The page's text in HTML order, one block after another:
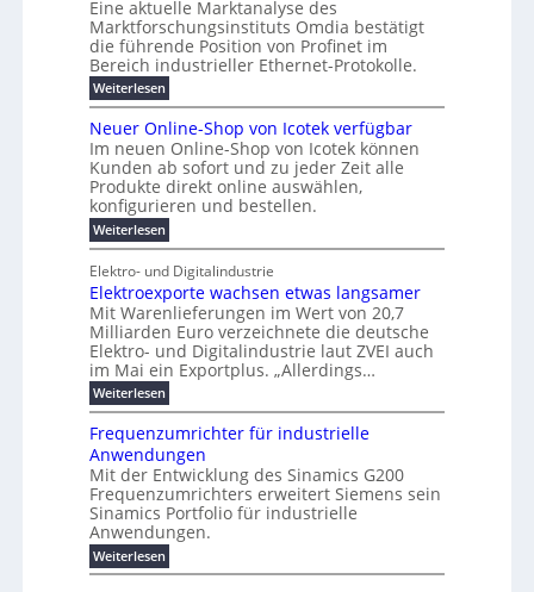
r
B
ü
r
o
k
a
t
i
e
u
n
g
e
n
l
e
i
s
t
e
n
E
t
h
e
r
c
a
t
P
l
u
F
e
s
t
t
e
r
e
s
K
a
b
l
m
a
n
g
m
e
n
t
2
0
%
i
m
e
r
s
e
n
H
a
l
b
a
h
r
2
0
2
6
w
i
r
d
e
e
W
a
g
o
-
C
E
W
i
n
k
e
l
s
t
e
c
k
e
r
ü
S
t
r
ö
m
e
b
i
s
5
A
Eine aktuelle Marktanalyse des
Marktforschungsinstituts Omdia bestätigt
die führende Position von Profinet im
Bereich industrieller Ethernet-Protokolle.
Weiterlesen:
P
r
o
i
n
e
t
f
ü
h
r
e
n
d
e
s
i
n
u
s
t
r
i
e
l
l
e
Neuer Online-Shop von Icotek verfügbar
Im neuen Online-Shop von Icotek können
Kunden ab sofort und zu jeder Zeit alle
Produkte direkt online auswählen,
konfigurieren und bestellen.
Weiterlesen:
N
u
e
r
O
n
l
i
n
e
-
S
h
o
p
v
o
n
I
c
Elektro- und Digitalindustrie
Elektroexporte wachsen etwas langsamer
Mit Warenlieferungen im Wert von 20,7
Milliarden Euro verzeichnete die deutsche
Elektro- und Digitalindustrie laut ZVEI auch
im Mai ein Exportplus. „Allerdings…
Weiterlesen:
E
e
k
t
r
o
e
x
p
o
Frequenzumrichter für industrielle
Anwendungen
Mit der Entwicklung des Sinamics G200
Frequenzumrichters erweitert Siemens sein
Sinamics Portfolio für industrielle
Anwendungen.
Weiterlesen:
F